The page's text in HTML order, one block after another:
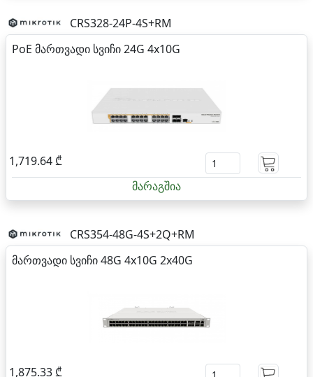
CRS328-24P-4S+RM
PoE მართვადი სვიჩი 24G 4x10G
1,719.64 ₾
მარაგშია
CRS354-48G-4S+2Q+RM
მართვადი სვიჩი 48G 4x10G 2x40G
1,875.33 ₾